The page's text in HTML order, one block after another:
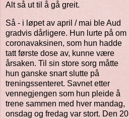
Alt så ut til å gå greit.
Så - i løpet av april / mai ble Aud
gradvis dårligere. Hun lurte på om
coronavaksinen, som hun hadde
tatt første dose av, kunne være
årsaken. Til sin store sorg måtte
hun ganske snart slutte på
treningssenteret. Savnet etter
vennegjengen som hun pleide å
trene sammen med hver mandag,
onsdag og fredag var stort. Den 20